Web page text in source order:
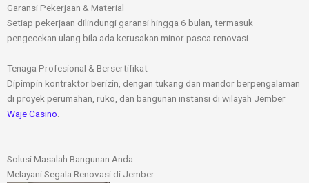
Garansi Pekerjaan & Material
Setiap pekerjaan dilindungi garansi hingga 6 bulan, termasuk
pengecekan ulang bila ada kerusakan minor pasca renovasi.
Tenaga Profesional & Bersertifikat
Dipimpin kontraktor berizin, dengan tukang dan mandor berpengalaman
di proyek perumahan, ruko, dan bangunan instansi di wilayah Jember
Waje Casino.
Solusi Masalah Bangunan Anda
Melayani Segala Renovasi di Jember